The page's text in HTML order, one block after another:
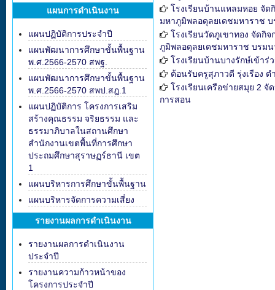
แผนการดำเนินงาน
แผนปฏิบัติการประจำปี
แผนพัฒนาการศึกษาขั้นพื้นฐาน
พ.ศ.2566-2570 สพฐ.
แผนพัฒนาการศึกษาขั้นพื้นฐาน
พ.ศ.2566-2570 สพป.สฎ.1
แผนปฏิบัติการ โครงการเสริม
สร้างคุณธรรม จริยธรรม และ
ธรรมาภิบาลในสถานศึกษา
สำนักงานเขตพื้นที่การศึกษา
ประถมศึกษาสุราษฏร์ธานี เขต
1
แผนบริหารการศึกษาขั้นพื้นฐาน
แผนบริหารจัดการความเสี่ยง
รายงานผลการดำเนินงาน
รายงานผลการดำเนินงาน
ประจำปี
รายงานความก้าวหน้าของ
โครงการประจำปี
โรงเรียนบ้านแหลมหอย จั
มหาภูมิพลอดุลยเดชมหาราช
โรงเรียนวัดภูเขาทอง จัดกิ
ภูมิพลอดุลยเดชมหาราช บรม
โรงเรียนบ้านบางรักษ์เข้า
ต้อนรับครูสุภาวดี รุ่งเรือง
โรงเรียนเครือข่ายสมุย 2
การสอน